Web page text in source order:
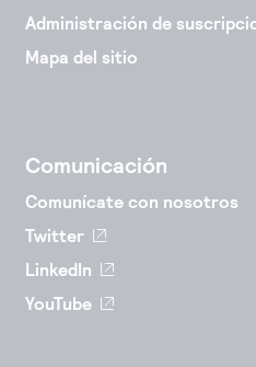
Administración de
Mapa del sitio
Comunicación
Comunícate con nosotros
Twitter
LinkedIn
YouTube